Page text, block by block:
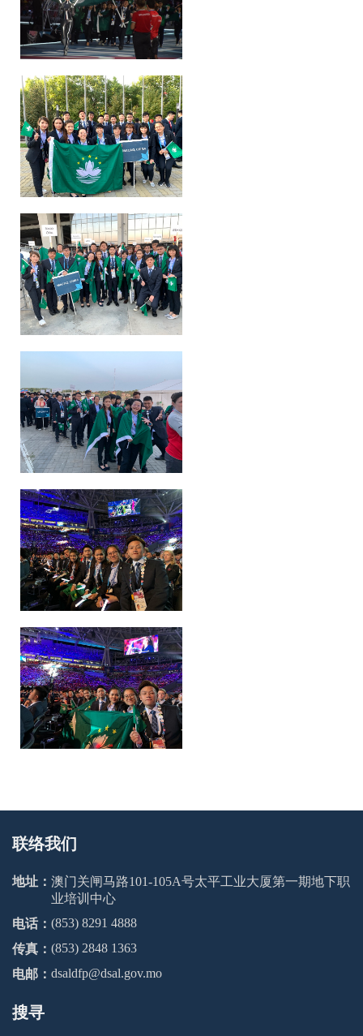
联络我们
地址： 澳门关闸马路101-105A号太平工业大厦第一期地下职
业培训中心
电话： (853) 8291 4888
传真： (853) 2848 1363
电邮： dsaldfp@dsal.gov.mo
搜寻